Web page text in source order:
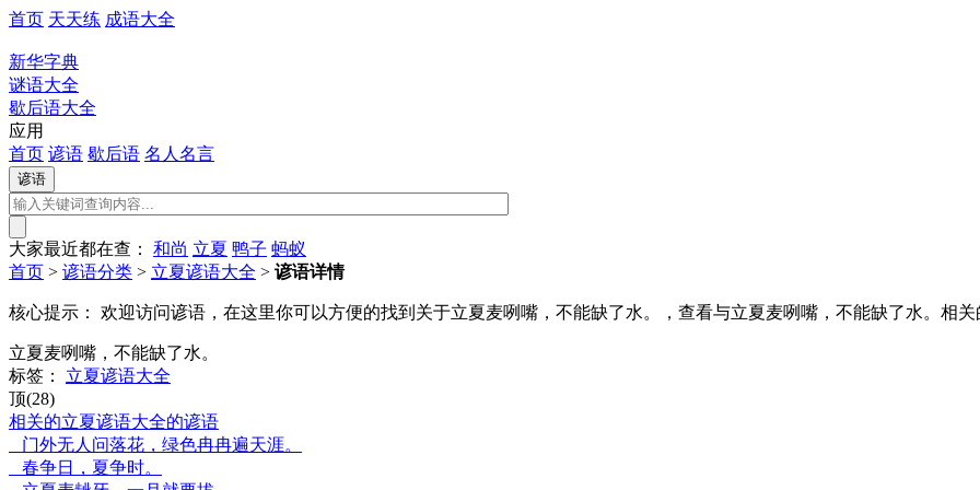
首页 天天练 成语大全
新华字典
谜语大全
歇后语大全
应用
首页 谚语 歇后语 名人名言
大家最近都在查： 和尚 立夏 鸭子 蚂蚁
首页 > 谚语分类 > 立夏谚语大全 > 谚语详情
核心提示： 欢迎访问谚语，在这里你可以方便的找到关于立夏麦咧嘴，不能缺了水。，查看与立夏麦咧嘴，不能缺了水。相
立夏麦咧嘴，不能缺了水。
标签：
立夏谚语大全
顶(28)
相关的立夏谚语大全的谚语
门外无人问落花，绿色冉冉遍天涯。
春争日，夏争时。